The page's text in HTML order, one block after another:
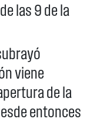
las 9 de la
viene
de la
entonces